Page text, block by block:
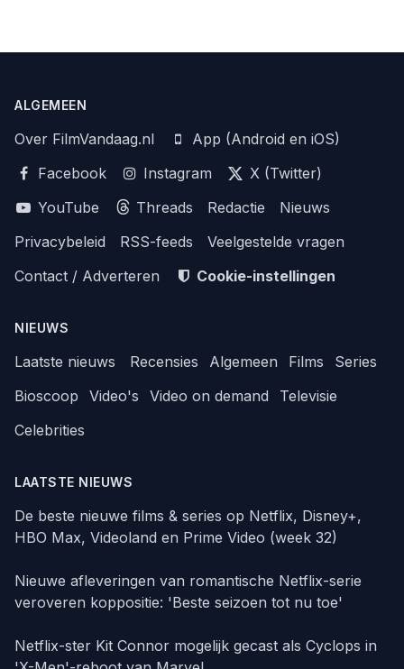
ALGEMEEN
Over FilmVandaag.nl
App (Android en iOS)
Facebook
Instagram
X (Twitter)
YouTube
Threads Redactie
Nieuws
Privacybeleid
RSS-feeds
Veelgestelde vragen
Contact / Adverteren
Cookie-instellingen
NIEUWS
Laatste nieuws Recensies Algemeen Films
Series
Bioscoop
Video's Video on demand
Televisie
Celebrities
LAATSTE NIEUWS
De beste nieuwe films & series op Netflix, Disney+,
HBO Max, Videoland en Prime Video (week 32)
Nieuwe afleveringen van romantische Netflix-serie
veroveren koppositie: 'Beste seizoen tot nu toe'
Netflix-ster Kit Connor mogelijk gecast als Cyclops in